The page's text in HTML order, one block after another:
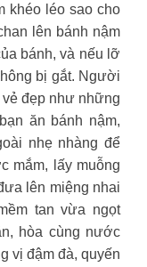
khéo léo sao cho
lên bánh nậm
bánh, và nếu lỡ
bị gắt. Người
đẹp như những
ăn bánh nậm,
nhẹ nhàng để
mắm, lấy muỗng
lên miệng nhai
tan vừa ngọt
hòa cùng nước
vị đậm đà, quyến